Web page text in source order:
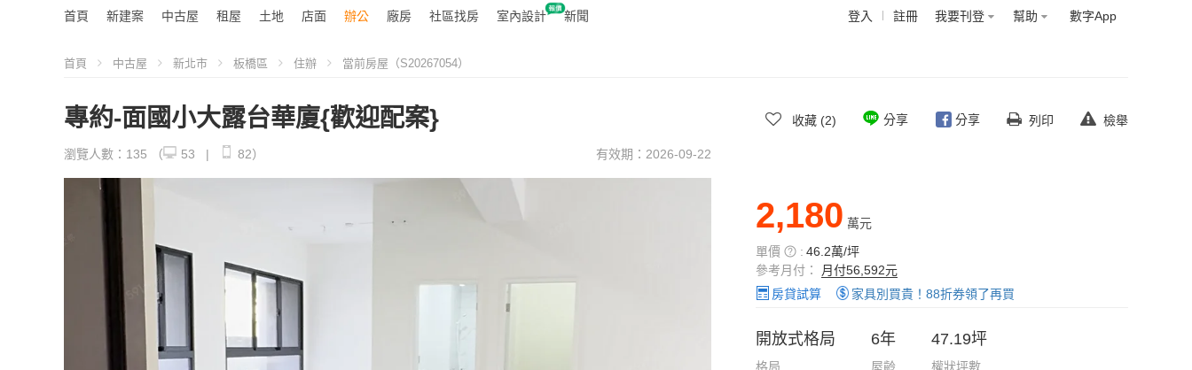
首頁 新建案 中古屋 租屋 土地 店面 辦公 廠房 社區找房 室內設計 新聞 登入 註冊 我要刊登 幫助 數字App
首頁 中古屋 新北市 板橋區 住辦 當前房屋（S20267054）
專約-面國小大露台華廈{歡迎配案}
有效期：2026-09-22
瀏覽人數：135 （ 53 | 82）
收藏 (2) 分享 分享 列印 檢舉
2,180 萬元
單價 : 46.2萬/坪
參考月付：
月付56,592元
房貸試算
家具別買貴！88折券領了再買
開放式格局
格局
6年
屋齡
47.19坪
權狀坪數